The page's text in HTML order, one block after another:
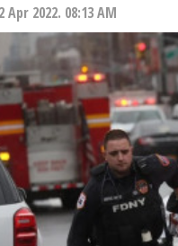
Apr 2022. 08:13 AM